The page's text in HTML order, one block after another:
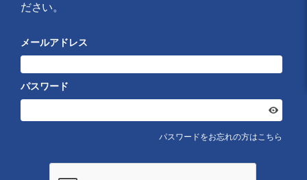
ださい。
メールアドレス
パスワード
パスワードをお忘れの方はこちら